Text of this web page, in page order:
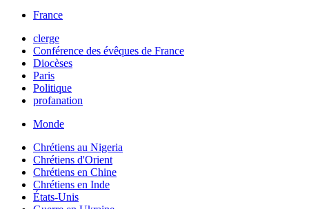
France
clerge
Conférence des évêques de France
Diocèses
Paris
Politique
profanation
Monde
Chrétiens au Nigeria
Chrétiens d'Orient
Chrétiens en Chine
Chrétiens en Inde
États-Unis